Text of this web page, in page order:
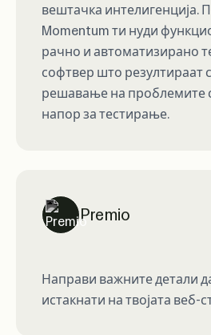
вештачка интелигенција.
Momentum ти нуди
рачно и автоматизирано
софтвер што резултираат
решавање на проблемите
напор за тестирање.
Premio
Направи важните детали
истакнати на твојата веб-